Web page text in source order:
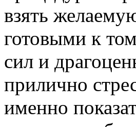
взять
готовыми к
сил и
прилично
именно